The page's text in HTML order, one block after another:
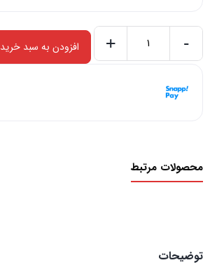
T30
-
+ افزودن به سبد خرید
محصولات مرتبط
توضیحات